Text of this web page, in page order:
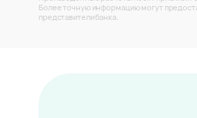
Более точную информацию могут
представители банка.